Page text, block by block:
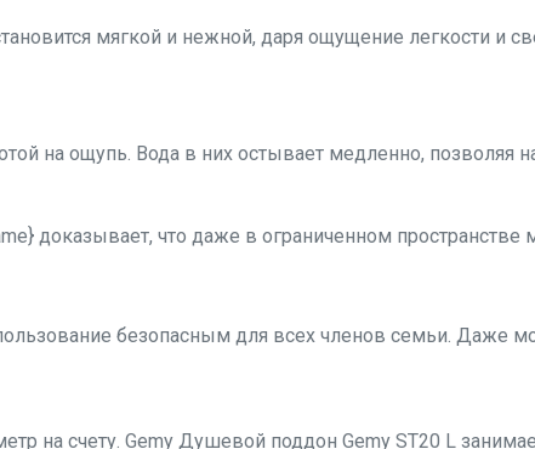
мягкой и нежной, даря ощущение легкости и
на ощупь. Вода в них остывает медленно, позволяя
доказывает, что даже в ограниченном пространстве
безопасным для всех членов семьи. Даже
на счету. Gemy Душевой поддон Gemy ST20 L